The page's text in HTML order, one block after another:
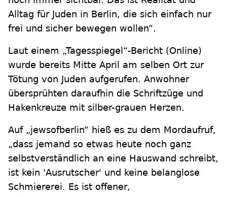
Alltag für Juden in Berlin, die sich einfach nur
frei und sicher bewegen wollen“.
Laut einem „Tagesspiegel“-Bericht (Online)
wurde bereits Mitte April am selben Ort zur
Tötung von Juden aufgerufen. Anwohner
übersprühten daraufhin die Schriftzüge und
Hakenkreuze mit silber-grauen Herzen.
Auf „jewsofberlin“ hieß es zu dem Mordaufruf,
„dass jemand so etwas heute noch ganz
selbstverständlich an eine Hauswand schreibt,
ist kein 'Ausrutscher' und keine belanglose
Schmiererei. Es ist offener,